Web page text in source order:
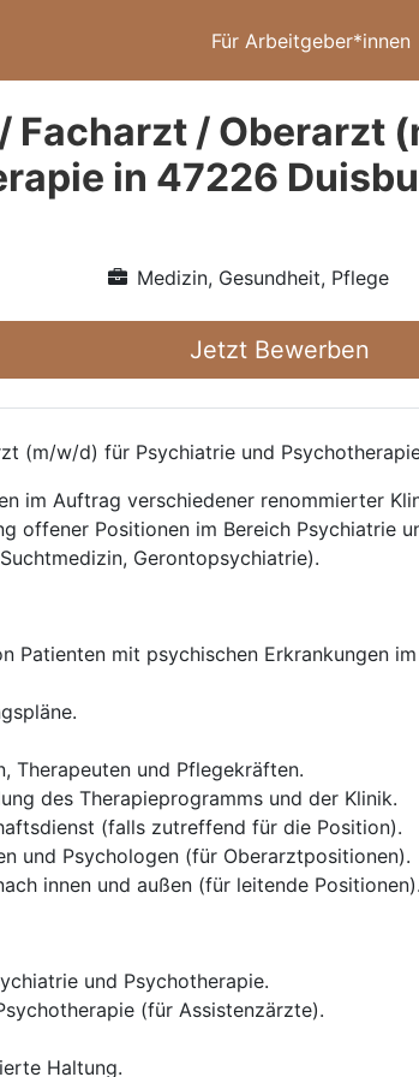
Für Arbeitgeber*innen
Facharzt / Oberarzt
in 47226
Medizin, Gesundheit, Pflege
Jetzt Bewerben
(m/w/d) für Psychiatrie und
im Auftrag verschiedener renommierter
Positionen im Bereich Psychiatrie
Gerontopsychiatrie).
Patienten mit psychischen Erkrankungen
Therapeuten und Pflegekräften.
des Therapieprogramms und der Klinik.
(falls zutreffend für die Position).
und Psychologen (für Oberarztpositionen).
innen und außen (für leitende Positionen).
und Psychotherapie.
(für Assistenzärzte).
Haltung.